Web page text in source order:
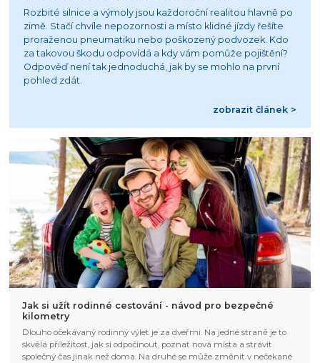
Rozbité silnice a výmoly jsou každoroční realitou hlavně po
zimě. Stačí chvíle nepozornosti a místo klidné jízdy řešíte
proraženou pneumatiku nebo poškozený podvozek. Kdo
za takovou škodu odpovídá a kdy vám pomůže pojištění?
Odpověď není tak jednoduchá, jak by se mohlo na první
pohled zdát.
zobrazit článek >
Jak si užít rodinné cestování - návod pro bezpečné
kilometry
Dlouho očekávaný rodinný výlet je za dveřmi. Na jedné straně je to
skvělá příležitost, jak si odpočinout, poznat nová místa a strávit
společný čas jinak než doma. Na druhé se může změnit v nečekané